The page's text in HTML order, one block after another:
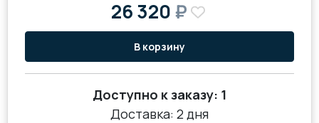
26 320₽
В корзину
Доступно к заказу: 1
Доставка: 2 дня